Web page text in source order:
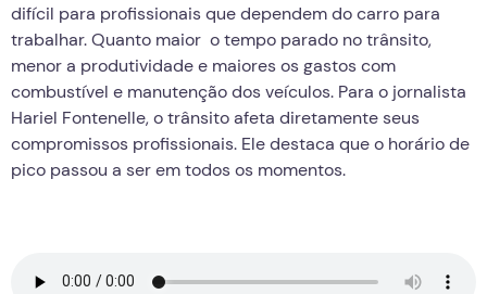
difícil para profissionais que dependem do carro para
trabalhar. Quanto maior o tempo parado no trânsito,
menor a produtividade e maiores os gastos com
combustível e manutenção dos veículos. Para o jornalista
Hariel Fontenelle, o trânsito afeta diretamente seus
compromissos profissionais. Ele destaca que o horário de
pico passou a ser em todos os momentos.